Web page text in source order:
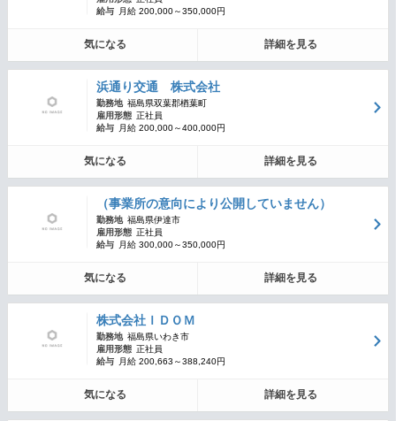
給与
月給 200,000～350,000円
気になる 詳細を見る
浜通り交通 株式会社
勤務地 福島県双葉郡楢葉町
雇用形態 正社員
給与
月給 200,000～400,000円
気になる 詳細を見る
（事業所の意向により公開していません）
勤務地 福島県伊達市
雇用形態 正社員
給与
月給 300,000～350,000円
気になる 詳細を見る
株式会社ＩＤＯＭ
勤務地 福島県いわき市
雇用形態 正社員
給与
月給 200,663～388,240円
気になる 詳細を見る